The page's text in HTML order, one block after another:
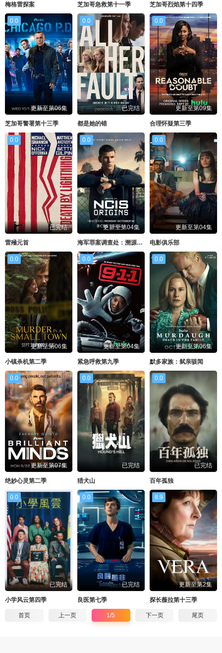
梅格雷探案 芝加哥急救第十一季 芝加哥烈焰第十四季
0.0
更新至第06集
芝加哥警署第十三季
0.0
已完结
都是她的错
0.0
更新至第09集
合理怀疑第三季
0.0
已完结
雷殛元首
0.0
更新至第04集
海军罪案调查处：溯源第二季
0.0
更新至第04集
电影俱乐部
0.0
更新至第06集
小镇杀机第二季
0.0
更新至第04集
紧急呼救第九季
0.0
更新至第06集
默多家族：弑亲骇闻
0.0
更新至第07集
绝妙心灵第二季
0.0
已完结
猎犬山
0.0
已完结
百年孤独
0.0
已完结
小学风云第四季
0.0
已完结
良医第七季
8.9
更新至第2集
探长薇拉第十三季
首页 上一页 1/5 下一页 尾页